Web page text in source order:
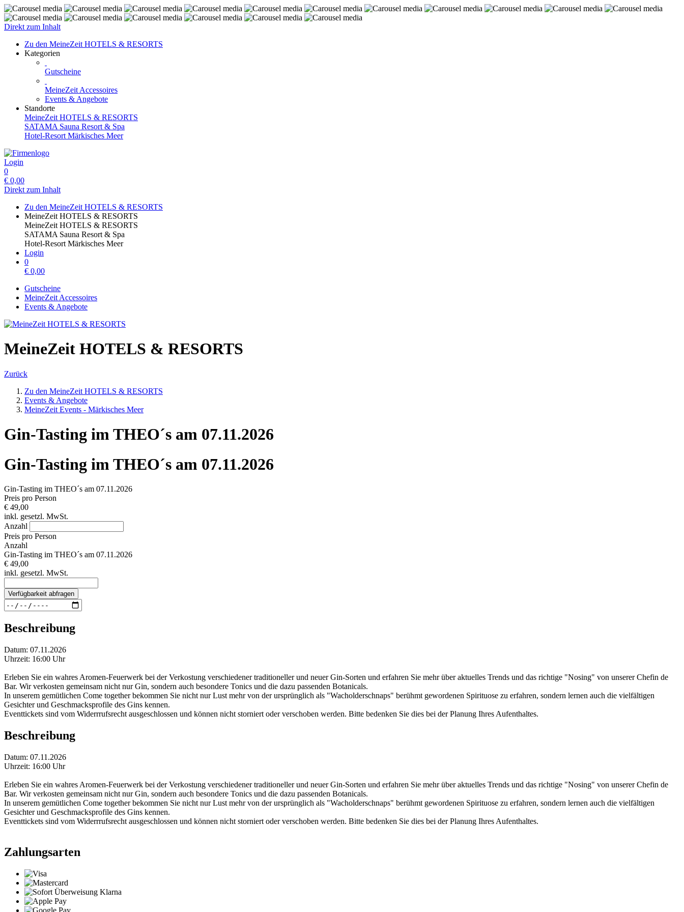
Direkt zum Inhalt
Zu den MeineZeit HOTELS & RESORTS
Kategorien
Gutscheine
MeineZeit Accessoires
Events & Angebote
Standorte
MeineZeit HOTELS & RESORTS
SATAMA Sauna Resort & Spa
Hotel-Resort Märkisches Meer
Login
0
€ 0,00
Direkt zum Inhalt
Zu den MeineZeit HOTELS & RESORTS
MeineZeit HOTELS & RESORTS
MeineZeit HOTELS & RESORTS
SATAMA Sauna Resort & Spa
Hotel-Resort Märkisches Meer
Login
0
€ 0,00
Gutscheine
MeineZeit Accessoires
Events & Angebote
MeineZeit HOTELS & RESORTS
Zurück
Zu den MeineZeit HOTELS & RESORTS
Events & Angebote
MeineZeit Events - Märkisches Meer
Gin-Tasting im THEO´s am 07.11.2026
Gin-Tasting im THEO´s am 07.11.2026
Gin-Tasting im THEO´s am 07.11.2026
Preis pro Person
€ 49,00
inkl. gesetzl. MwSt.
Anzahl
Preis pro Person
Anzahl
Gin-Tasting im THEO´s am 07.11.2026
€ 49,00
inkl. gesetzl. MwSt.
Verfügbarkeit abfragen
Beschreibung
Datum: 07.11.2026
Uhrzeit: 16:00 Uhr
Erleben Sie ein wahres Aromen-Feuerwerk bei der Verkostung verschiedener traditioneller und neuer Gin-Sorten und erfahren Sie mehr über aktuelles Trends und das richtige "Nosing" von unserer Chefin de
Bar. Wir verkosten gemeinsam nicht nur Gin, sondern auch besondere Tonics und die dazu passenden Botanicals.
In unserem gemütlichen Come together bekommen Sie nicht nur Lust mehr von der ursprünglich als "Wacholderschnaps" berühmt gewordenen Spirituose zu erfahren, sondern lernen auch die vielfältigen
Gesichter und Geschmacksprofile des Gins kennen.
Eventtickets sind vom Widerrrufsrecht ausgeschlossen und können nicht storniert oder verschoben werden. Bitte bedenken Sie dies bei der Planung Ihres Aufenthaltes.
Beschreibung
Datum: 07.11.2026
Uhrzeit: 16:00 Uhr
Erleben Sie ein wahres Aromen-Feuerwerk bei der Verkostung verschiedener traditioneller und neuer Gin-Sorten und erfahren Sie mehr über aktuelles Trends und das richtige "Nosing" von unserer Chefin de
Bar. Wir verkosten gemeinsam nicht nur Gin, sondern auch besondere Tonics und die dazu passenden Botanicals.
In unserem gemütlichen Come together bekommen Sie nicht nur Lust mehr von der ursprünglich als "Wacholderschnaps" berühmt gewordenen Spirituose zu erfahren, sondern lernen auch die vielfältigen
Gesichter und Geschmacksprofile des Gins kennen.
Eventtickets sind vom Widerrrufsrecht ausgeschlossen und können nicht storniert oder verschoben werden. Bitte bedenken Sie dies bei der Planung Ihres Aufenthaltes.
Zahlungsarten